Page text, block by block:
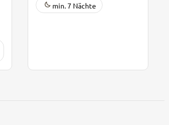
min. 7 Nächte